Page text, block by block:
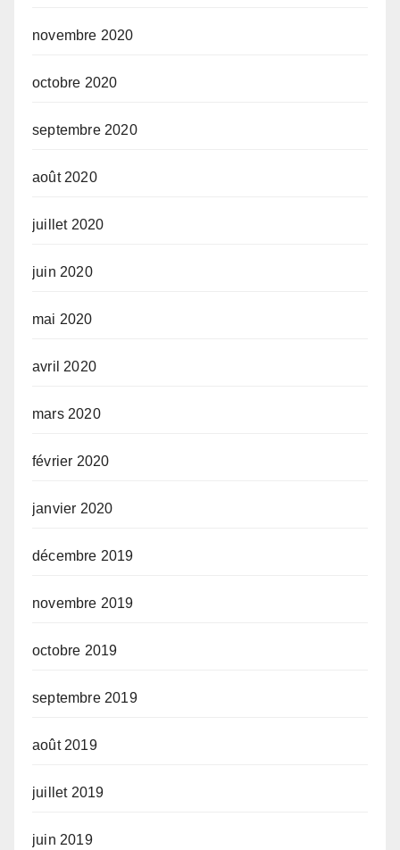
novembre 2020
octobre 2020
septembre 2020
août 2020
juillet 2020
juin 2020
mai 2020
avril 2020
mars 2020
février 2020
janvier 2020
décembre 2019
novembre 2019
octobre 2019
septembre 2019
août 2019
juillet 2019
juin 2019